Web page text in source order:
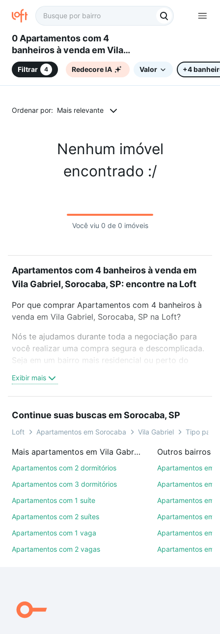
0 Apartamentos com 4
banheiros à venda em Vila
Gabriel, Sorocaba, SP
Filtrar 4 Redecore IA Valor +4
Ordenar por: Mais relevante
Nenhum imóvel
encontrado :/
Você viu 0 de 0 imóveis
Apartamentos com 4 banheiros à venda em
Vila Gabriel, Sorocaba, SP: encontre na Loft
Por que comprar Apartamentos com 4 banheiros à
venda em Vila Gabriel, Sorocaba, SP na Loft?
Nós te ajudamos durante toda a negociação para
você realizar uma compra segura e descomplicada.
Seja em um bairro mais residencial ou perto do
oferta ideal de Apartamentos com 4 banheiros à
venda em Vila Gabriel, Sorocaba, SP para
ou por videochamada, é grátis, sem compromisso e
você ainda conta com mais de 46 mil corretores e
de imóveis.
Como escolher um imóvel?
ruas, bairros e até condomínios favoritos. Você
também pode usar os filtros como quantidade de
quartos, suítes, com ou sem vaga de garagem para
comodidades, como piscina, academia, salão de
Qual o preço de Apartamentos com 4 banheiros à
venda em Vila Gabriel, Sorocaba, SP?
Exibir mais
Continue suas buscas em Sorocaba, SP
Loft Apartamentos em Sorocaba Vila Gabriel Tipo
Mais apartamentos em Vila Gabriel
Apartamentos com 2 dormitórios
Apartamentos com 3 dormitórios
Apartamentos com 1 suíte
Apartamentos com 2 suítes
Apartamentos com 1 vaga
Apartamentos com 2 vagas
Outros bairros
Apartamentos em
Apartamentos em
Apartamentos em
Apartamentos em
Apartamentos em
Apartamentos em